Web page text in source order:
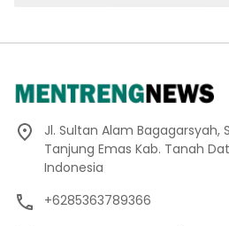
Jl. Sultan Alam Bagagarsyah,
Tanjung Emas Kab. Tanah
Indonesia
+6285363789366